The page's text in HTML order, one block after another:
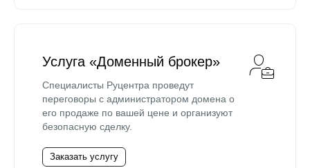
Услуга «Доменный брокер»
Специалисты Руцентра проведут
переговоры с администратором домена о
его продаже по вашей цене и организуют
безопасную сделку.
Заказать услугу